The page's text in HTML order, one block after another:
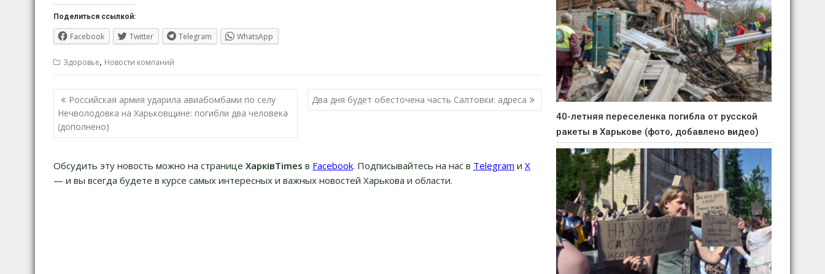
Поделиться ссылкой:
Facebook Twitter Telegram WhatsApp
Здоровье, Новости компаний
Навигация
по
записям
Российская армия ударила авиабомбами по селу
Нечволодовка на Харьковщине: погибли два человека
(дополнено)
Два дня будет обесточена часть Салтовки: адреса
Обсудить эту новость можно на странице ХарківTimes в Facebook. Подписывайтесь на нас в Telegram и Х
— и вы всегда будете в курсе самых интересных и важных новостей Харькова и области.
40-летняя переселенка погибла от русской
ракеты в Харькове (фото, добавлено видео)